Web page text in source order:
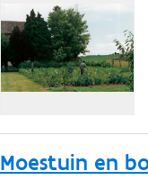
Moestuin en